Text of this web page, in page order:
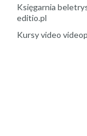
Księgarnia
editio.pl
Kursy video